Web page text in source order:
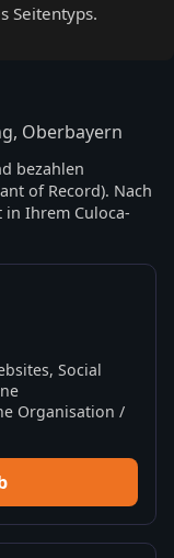
Seitentyps.
Oberbayern
bezahlen
of Record). Nach
Ihrem Culoca-
Social
Organisation /